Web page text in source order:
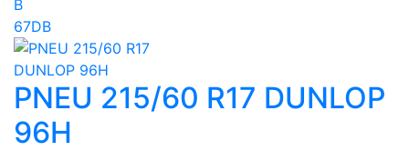
B
67DB
PNEU 215/60 R17 DUNLOP
96H